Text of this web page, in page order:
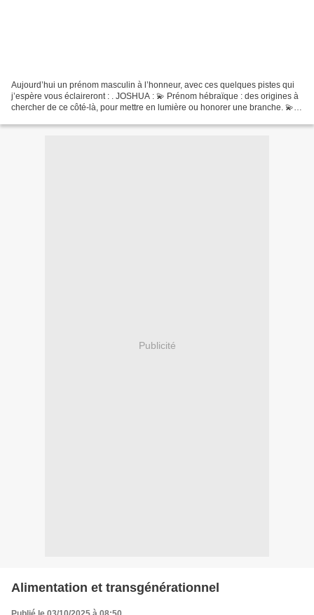
Aujourd’hui un prénom masculin à l’honneur, avec ces quelques pistes qui
j’espère vous éclaireront : . JOSHUA : 💫 Prénom hébraïque : des origines à
chercher de ce côté-là, pour mettre en lumière ou honorer une branche. 💫
Publicité
Alimentation et transgénérationnel